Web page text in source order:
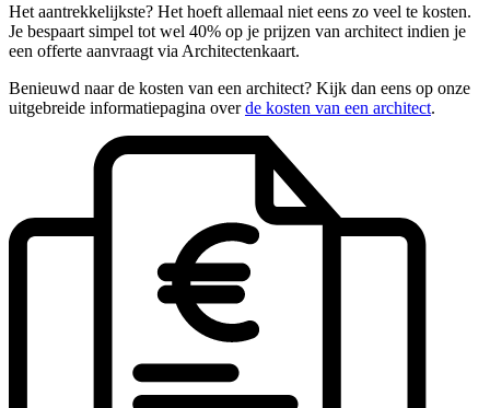
Het aantrekkelijkste? Het hoeft allemaal niet eens zo veel te kosten.
Je bespaart simpel tot wel 40% op je prijzen van architect indien je
een offerte aanvraagt via Architectenkaart.
Benieuwd naar de kosten van een architect? Kijk dan eens op onze
uitgebreide informatiepagina overde kosten van een architect.